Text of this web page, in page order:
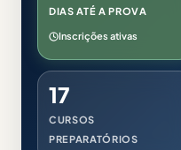
DIAS ATÉ A PROVA
Inscrições ativas
17
CURSOS
PREPARATÓRIOS